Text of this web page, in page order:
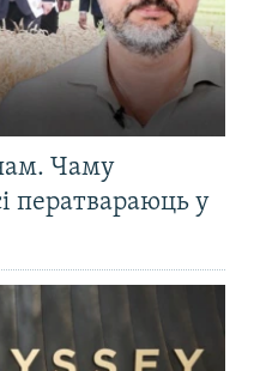
Чаму
ператвараюць у